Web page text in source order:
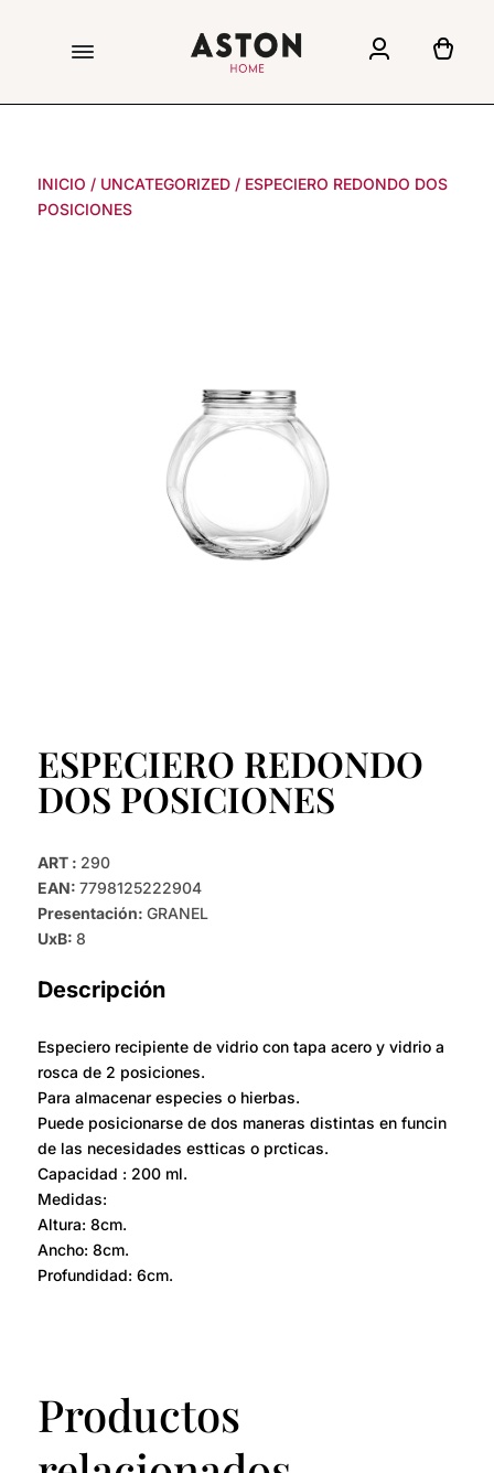
INICIO / UNCATEGORIZED/ ESPECIERO REDONDO DOS
POSICIONES
ESPECIERO REDONDO
DOS POSICIONES
ART : 290
EAN: 7798125222904
Presentación: GRANEL
UxB: 8
Descripción
Especiero recipiente de vidrio con tapa acero y vidrio a
rosca de 2 posiciones.
Para almacenar especies o hierbas.
Puede posicionarse de dos maneras distintas en funcin
de las necesidades estticas o prcticas.
Capacidad : 200 ml.
Medidas:
Altura: 8cm.
Ancho: 8cm.
Profundidad: 6cm.
Productos